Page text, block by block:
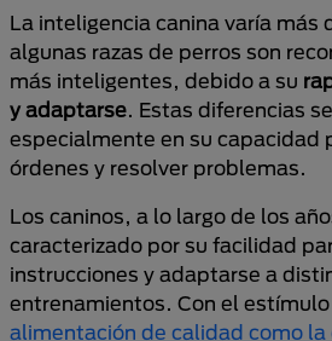
La inteligencia canina varía más
algunas razas de perros son
más inteligentes, debido a su
y adaptarse. Estas diferencias
especialmente en su capacidad
órdenes y resolver problemas.
Los caninos, a lo largo de los
caracterizado por su facilidad
instrucciones y adaptarse a
entrenamientos. Con el
alimentación de calidad como la